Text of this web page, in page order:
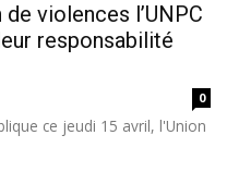
violences l’UNPC
responsabilité
0
ce jeudi 15 avril, l'Union